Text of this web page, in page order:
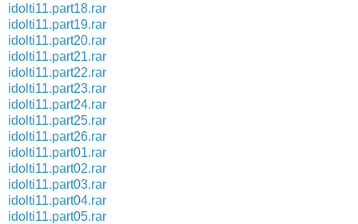
idolti11.part18.rar
idolti11.part19.rar
idolti11.part20.rar
idolti11.part21.rar
idolti11.part22.rar
idolti11.part23.rar
idolti11.part24.rar
idolti11.part25.rar
idolti11.part26.rar
idolti11.part01.rar
idolti11.part02.rar
idolti11.part03.rar
idolti11.part04.rar
idolti11.part05.rar